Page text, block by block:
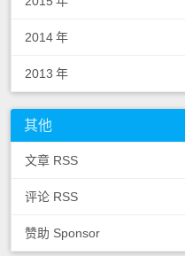
2014年
2013 年
其他
文章 RSS
评论 RSS
赞助 Sponsor